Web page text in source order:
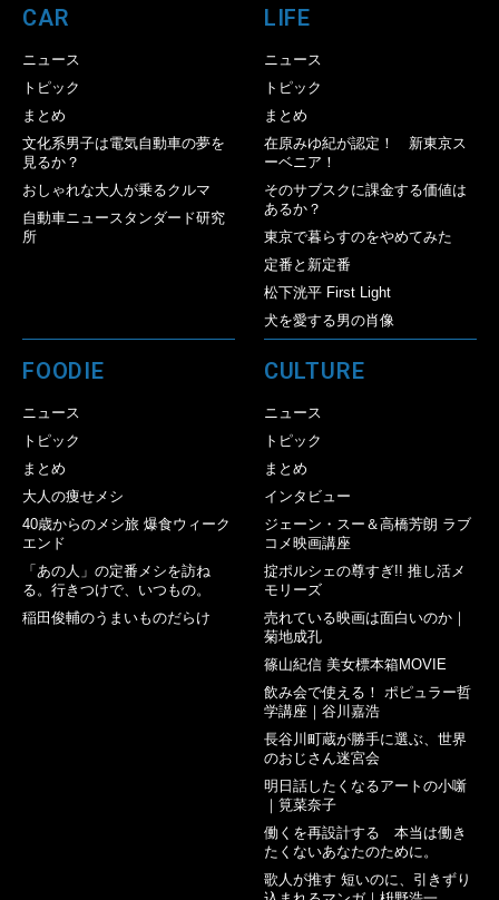
CAR
ニュース
トピック
まとめ
文化系男子は電気自動車の夢を
見るか？
おしゃれな大人が乗るクルマ
自動車ニュースタンダード研究
所
LIFE
ニュース
トピック
まとめ
在原みゆ紀が認定！ 新東京ス
ーベニア！
そのサブスクに課金する価値は
あるか？
東京で暮らすのをやめてみた
定番と新定番
松下洸平 First Light
犬を愛する男の肖像
FOODIE
ニュース
トピック
まとめ
大人の痩せメシ
40歳からのメシ旅 爆食ウィーク
エンド
「あの人」の定番メシを訪ね
る。行きつけで、いつもの。
稲田俊輔のうまいものだらけ
CULTURE
ニュース
トピック
まとめ
インタビュー
ジェーン・スー＆高橋芳朗 ラブ
コメ映画講座
掟ポルシェの尊すぎ!! 推し活メ
モリーズ
売れている映画は面白いのか｜
菊地成孔
篠山紀信 美女標本箱MOVIE
飲み会で使える！ ポピュラー哲
学講座｜谷川嘉浩
長谷川町蔵が勝手に選ぶ、世界
のおじさん迷宮会
明日話したくなるアートの小噺
｜筧菜奈子
働くを再設計する 本当は働き
たくないあなたのために。
歌人が推す 短いのに、引きずり